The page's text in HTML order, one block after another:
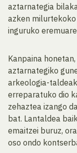
aztarnategia
azken
inguruko
Kanpaina
aztarnategiko
arkeologia-
erreparatuko dio
zehaztea izango
bat. Lantaldea
emaitzei buruz,
oso ondo